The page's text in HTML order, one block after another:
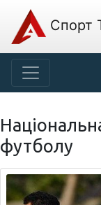
Спорт
футболу